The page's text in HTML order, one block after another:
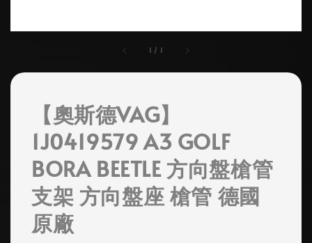
1 / 1
【奧斯德VAG】
1J0419579 A3 GOLF
BORA BEETLE 方向盤槍管
支架 方向盤座 槍管 德國
原廠